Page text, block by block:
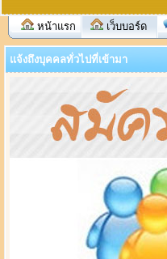
หน้าแรก เว็บบอร์ด
แจ้งถึงบุคคลทั่วไปที่เข้ามา